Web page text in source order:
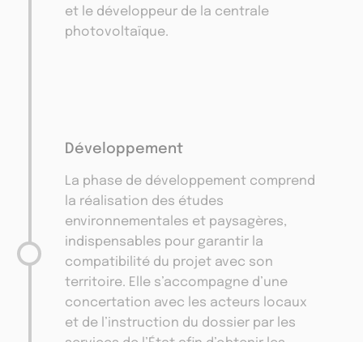
et le développeur de la centrale
photovoltaïque.
Développement
La phase de développement comprend
la réalisation des études
environnementales et paysagères,
indispensables pour garantir la
compatibilité du projet avec son
territoire. Elle s’accompagne d’une
concertation avec les acteurs locaux
et de l’instruction du dossier par les